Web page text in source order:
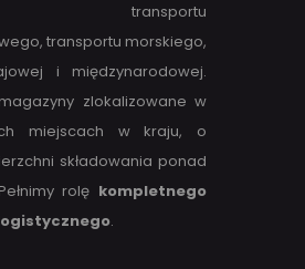
transportu
transportu morskiego,
i międzynarodowej.
zlokalizowane w
miejscach w kraju, o
składowania ponad
rolę kompletnego
.